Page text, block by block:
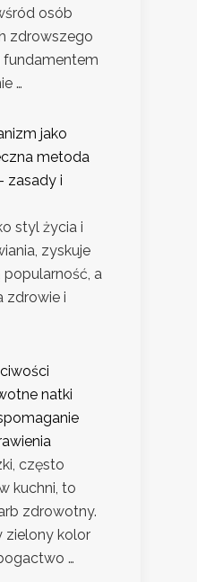
osób
zdrowszego
fundamentem
…
jako
metoda
zasady i
styl życia i
zyskuje
a
zdrowie i
natki
często
kuchni, to
zdrowotny.
zielony kolor
…